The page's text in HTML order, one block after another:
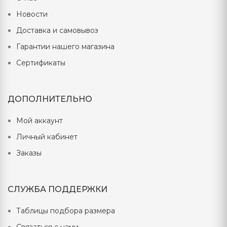
Ерофей Павлович Хабаровск, Южно-Сахалинск,
Симферополь, Минск, Гомель, Брест
Новости
Доставка и самовывоз
Гарантии нашего магазина
Сертификаты
ДОПОЛНИТЕЛЬНО
Мой аккаунт
Личный кабинет
Заказы
СЛУЖБА ПОДДЕРЖКИ
Таблицы подбора размера